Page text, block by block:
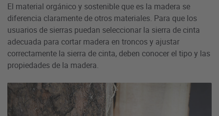
El material orgánico y sostenible que es la madera se
diferencia claramente de otros materiales. Para que los
usuarios de sierras puedan seleccionar la sierra de cinta
adecuada para cortar madera en troncos y ajustar
correctamente la sierra de cinta, deben conocer el tipo y las
propiedades de la madera.